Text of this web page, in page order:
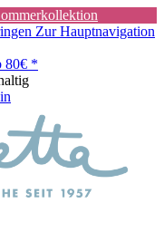
Zur Hauptnavigation
80€ *